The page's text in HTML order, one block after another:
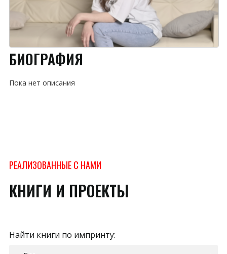
БИОГРАФИЯ
Пока нет описания
РЕАЛИЗОВАННЫЕ С НАМИ
КНИГИ И ПРОЕКТЫ
Найти книги по импринту: